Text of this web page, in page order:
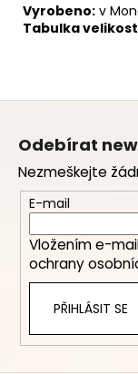
Vyrobeno: v
Tabulka
Z
Odebírat
Nezmeškejte
E-mail
Vložením e-
ochrany
PŘIHLÁSIT SE